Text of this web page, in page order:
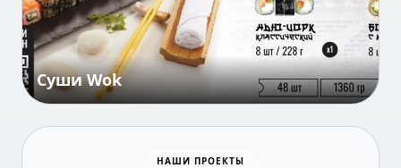
Суши Wok
НАШИ ПРОЕКТЫ